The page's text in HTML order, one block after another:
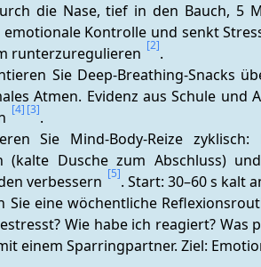
die Nase, tief in den Bauch, 5
Kontrolle und senkt
runterzuregulieren [2].
Sie Deep-Breathing-Snacks
Atmen. Evidenz aus Schule
[4] [3].
Sie Mind-Body-Reize
(kalte Dusche zum Abschluss)
verbessern [5]. Start: 30–60 s kalt
Sie eine wöchentliche
Wie habe ich reagiert? Was
einem Sparringpartner. Ziel: